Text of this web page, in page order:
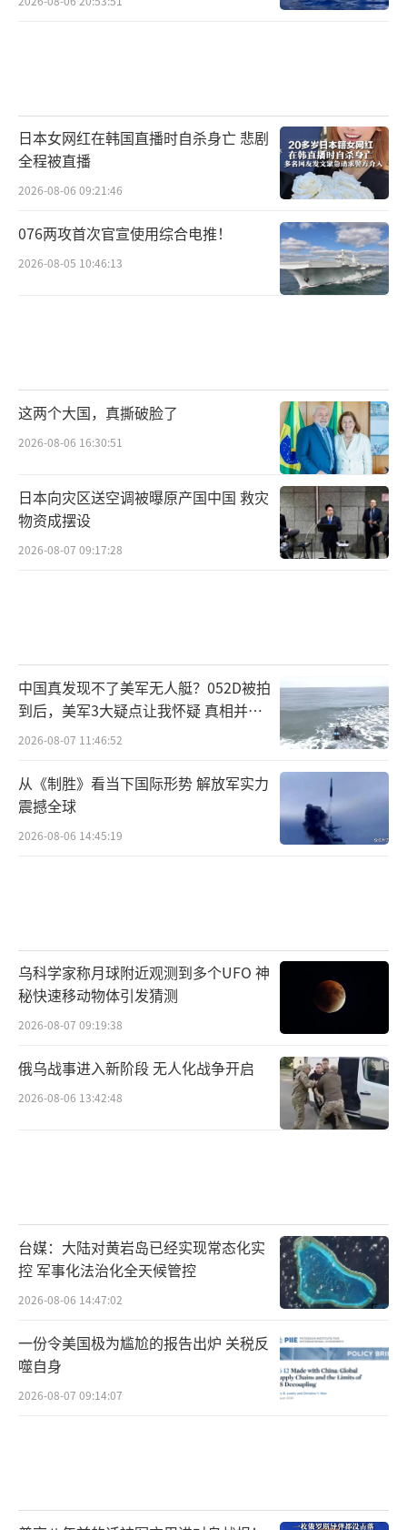
日本女网红在韩国直播时自杀身亡 悲剧
全程被直播
2026-08-06 09:21:46
076两攻首次官宣使用综合电推！
2026-08-05 10:46:13
这两个大国，真撕破脸了
2026-08-06 16:30:51
日本向灾区送空调被曝原产国中国 救灾
物资成摆设
2026-08-07 09:17:28
中国真发现不了美军无人艇？052D被拍
到后，美军3大疑点让我怀疑 真相并非
如此
2026-08-07 11:46:52
从《制胜》看当下国际形势 解放军实力
震撼全球
2026-08-06 14:45:19
乌科学家称月球附近观测到多个UFO 神
秘快速移动物体引发猜测
2026-08-07 09:19:38
俄乌战事进入新阶段 无人化战争开启
2026-08-06 13:42:48
台媒：大陆对黄岩岛已经实现常态化实
控 军事化法治化全天候管控
2026-08-06 14:47:02
一份令美国极为尴尬的报告出炉 关税反
噬自身
2026-08-07 09:14:07